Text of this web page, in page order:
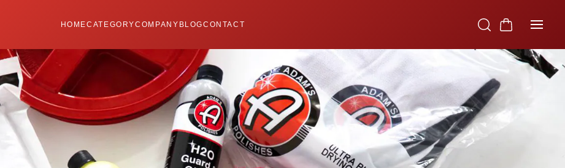
HOMECATEGORYCOMPANY BLOGCONTACT